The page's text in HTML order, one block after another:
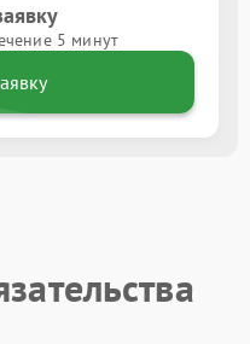
5 минут